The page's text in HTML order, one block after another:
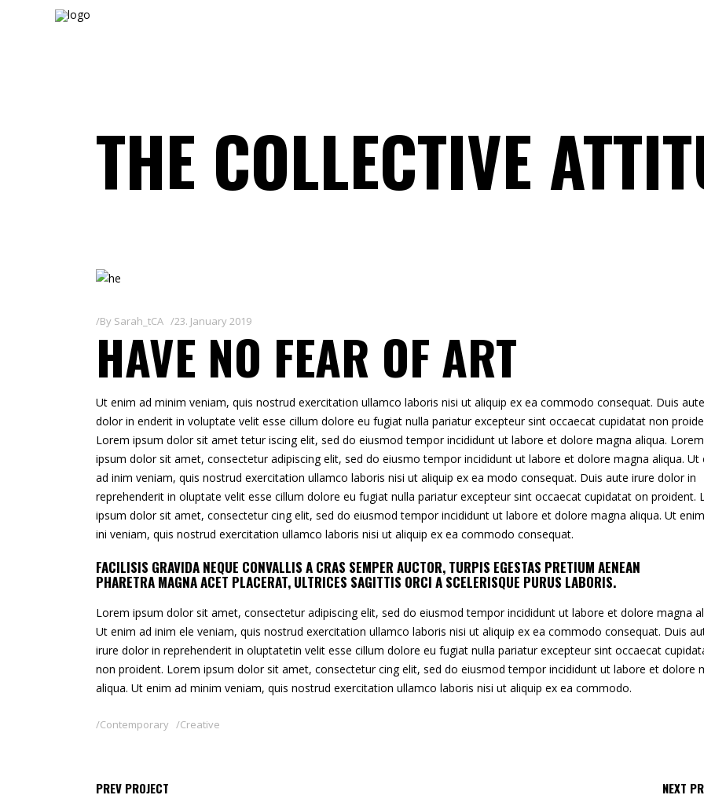
THE COLLECTIVE
By Sarah_tCA 23. January 2019
HAVE NO FEAR OF ART
Ut enim ad minim veniam, quis nostrud exercitation ullamco laboris nisi ut aliquip ex ea commodo consequat. Duis
dolor in enderit in voluptate velit esse cillum dolore eu fugiat nulla pariatur excepteur sint occaecat cupidatat non
Lorem ipsum dolor sit amet tetur iscing elit, sed do eiusmod tempor incididunt ut labore et dolore magna aliqua. Lorem
ipsum dolor sit amet, consectetur adipiscing elit, sed do eiusmo tempor incididunt ut labore et dolore magna aliqua. Ut
ad inim veniam, quis nostrud exercitation ullamco laboris nisi ut aliquip ex ea modo consequat. Duis aute irure dolor in
reprehenderit in oluptate velit esse cillum dolore eu fugiat nulla pariatur excepteur sint occaecat cupidatat on proident.
ipsum dolor sit amet, consectetur cing elit, sed do eiusmod tempor incididunt ut labore et dolore magna aliqua. Ut
ini veniam, quis nostrud exercitation ullamco laboris nisi ut aliquip ex ea commodo consequat.
FACILISIS GRAVIDA NEQUE CONVALLIS A CRAS SEMPER AUCTOR, TURPIS EGESTAS PRETIUM AENEAN
PHARETRA MAGNA ACET PLACERAT, ULTRICES SAGITTIS ORCI A SCELERISQUE PURUS LABORIS.
Lorem ipsum dolor sit amet, consectetur adipiscing elit, sed do eiusmod tempor incididunt ut labore et dolore magna
Ut enim ad inim ele veniam, quis nostrud exercitation ullamco laboris nisi ut aliquip ex ea commodo consequat. Duis
irure dolor in reprehenderit in oluptatetin velit esse cillum dolore eu fugiat nulla pariatur excepteur sint occaecat
non proident. Lorem ipsum dolor sit amet, consectetur cing elit, sed do eiusmod tempor incididunt ut labore et dolore
aliqua. Ut enim ad minim veniam, quis nostrud exercitation ullamco laboris nisi ut aliquip ex ea commodo.
Contemporary Creative
PREV PROJECT NEXT